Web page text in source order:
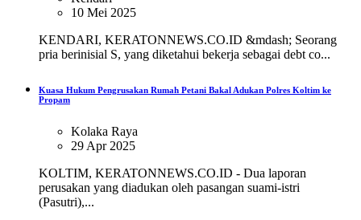
10 Mei 2025
KENDARI, KERATONNEWS.CO.ID &mdash; Seorang
pria berinisial S, yang diketahui bekerja sebagai debt co...
Kuasa Hukum Pengrusakan Rumah Petani Bakal Adukan Polres Koltim ke
Propam
Kolaka Raya
29 Apr 2025
KOLTIM, KERATONNEWS.CO.ID - Dua laporan
perusakan yang diadukan oleh pasangan suami-istri
(Pasutri),...